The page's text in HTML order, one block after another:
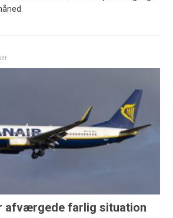
afværgede farlig situation